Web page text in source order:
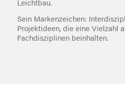
Leichtbau.
Sein Markenzeichen:
Projektideen, die eine Vielzahl
Fachdisziplinen beinhalten.